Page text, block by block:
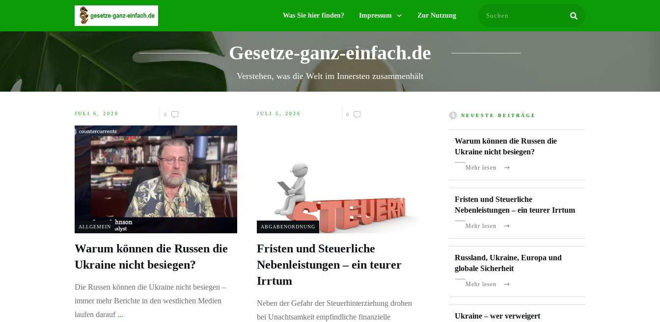
Was Sie hier finden? Impressum Zur Nutzung
Gesetze-ganz-einfach.de
Verstehen, was die Welt im Innersten zusammenhält
JULI 6, 2026 0
ALLGEMEIN
Warum können die Russen die
Ukraine nicht besiegen?
Die Russen können die Ukraine nicht besiegen –
immer mehr Berichte in den westlichen Medien
laufen darauf ...
JULI 5, 2026 0
ABGABENORDNUNG
Fristen und Steuerliche
Nebenleistungen – ein teurer
Irrtum
Neben der Gefahr der Steuerhinterziehung drohen
bei Unachtsamkeit empfindliche finanzielle
NEUESTE BEITRÄGE
Warum können die Russen die
Ukraine nicht besiegen?
Mehr lesen
Fristen und Steuerliche
Nebenleistungen – ein teurer Irrtum
Mehr lesen
Russland, Ukraine, Europa und
globale Sicherheit
Mehr lesen
Ukraine – wer verweigert